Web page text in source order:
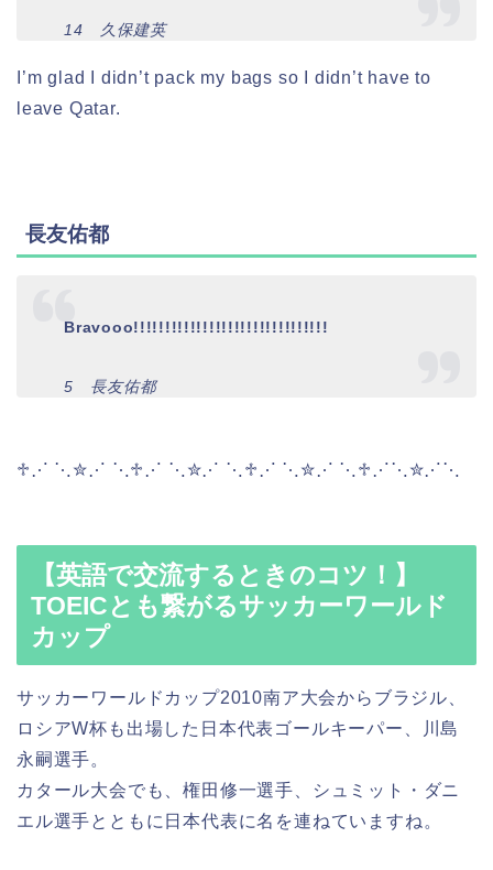
14 久保建英
I’m glad I didn’t pack my bags so I didn’t have to
leave Qatar.
長友佑都
Bravooo!!!!!!!!!!!!!!!!!!!!!!!!!!!!!!!
5 長友佑都
♱⋰ ⋱✮⋰ ⋱♱⋰ ⋱✮⋰ ⋱♱⋰ ⋱✮⋰ ⋱♱⋰⋱✮⋰⋱
【英語で交流するときのコツ！】
TOEICとも繋がるサッカーワールド
カップ
サッカーワールドカップ2010南ア大会からブラジル、
ロシアW杯も出場した日本代表ゴールキーパー、川島
永嗣選手。
カタール大会でも、権田修一選手、シュミット・ダニ
エル選手とともに日本代表に名を連ねていますね。